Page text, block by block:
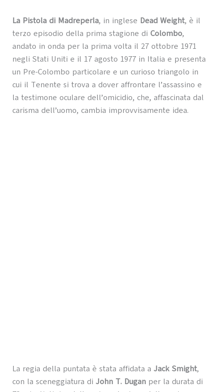
La Pistola di Madreperla, in inglese Dead Weight, è il
terzo episodio della prima stagione di Colombo,
andato in onda per la prima volta il 27 ottobre 1971
negli Stati Uniti e il 17 agosto 1977 in Italia e presenta
un Pre-Colombo particolare e un curioso triangolo in
cui il Tenente si trova a dover affrontare l’assassino e
la testimone oculare dell’omicidio, che, affascinata dal
carisma dell’uomo, cambia improvvisamente idea.
La regia della puntata è stata affidata a Jack Smight,
con la sceneggiatura di John T. Duganper la durata di